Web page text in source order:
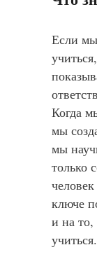
Если мы
Когда
мы
мы
только
ключе
и на то,
учиться.